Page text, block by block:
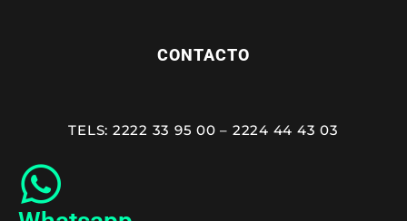
CONTACTO
TELS: 2222 33 95 00 – 2224 44 43 03